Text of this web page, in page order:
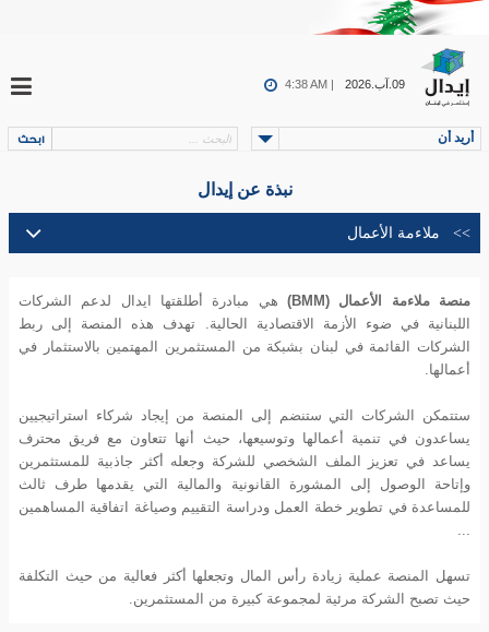
09.آب.2026 4:38 AM |
أريد أن
نبذة عن إيدال
منصة ملاءمة الأعمال (BMM)
هي مبادرة أطلقتها ايدال لدعم الشركات
اللبنانية في ضوء الأزمة الاقتصادية الحالية. تهدف هذه المنصة إلى ربط
الشركات القائمة في لبنان بشبكة من المستثمرين المهتمين بالاستثمار في
أعمالها.
ستتمكن الشركات التي ستنضم إلى المنصة من إيجاد شركاء استراتيجيين
يساعدون في تنمية أعمالها وتوسيعها، حيث أنها تتعاون مع فريق محترف
يساعد في تعزيز الملف الشخصي للشركة وجعله أكثر جاذبية للمستثمرين
وإتاحة الوصول إلى المشورة القانونية والمالية التي يقدمها طرف ثالث
للمساعدة في تطوير خطة العمل ودراسة التقييم وصياغة اتفاقية المساهمين
...
تسهل المنصة عملية زيادة رأس المال وتجعلها أكثر فعالية من حيث التكلفة
حيث تصبح الشركة مرئية لمجموعة كبيرة من المستثمرين.